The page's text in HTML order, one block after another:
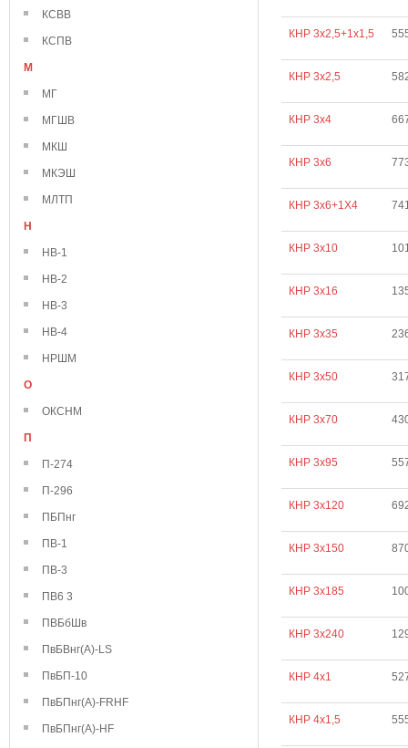
КСВВ
КСПВ
М
МГ
МГШВ
МКШ
МКЭШ
МЛТП
Н
НВ-1
НВ-2
НВ-3
НВ-4
НРШМ
О
ОКСНМ
П
П-274
П-296
ПБПнг
ПВ-1
ПВ-3
ПВ6 3
ПВБбШв
ПвБВнг(А)-LS
ПвБП-10
ПвБПнг(А)-FRHF
ПвБПнг(А)-HF
КНР 3х2,5+1х1,5
КНР 3х2,5
КНР 3х4
КНР 3х6
КНР 3х6+1Х4
КНР 3х10
КНР 3х16
КНР 3х35
КНР 3х50
КНР 3х70
КНР 3х95
КНР 3х120
КНР 3х150
КНР 3х185
КНР 3х240
КНР 4х1
КНР 4х1,5